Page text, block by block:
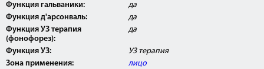
Функция гальваники:
да
Функция д'арсонваль:
да
Функция УЗ терапия
(фонофорез):
да
Функция УЗ:
УЗ терапия
Зона применения:
лицо